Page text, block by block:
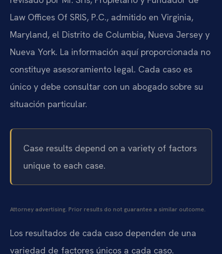
Law Offices Of SRIS, P.C., admitido en Virginia,
Maryland, el Distrito de Columbia, Nueva Jersey y
Nueva York. La información aquí proporcionada no
constituye asesoramiento legal. Cada caso es
único y debe consultar con un abogado sobre su
situación particular.
Case results depend on a variety of factors
unique to each case.
Attorney advertising. Prior results do not guarantee a similar outcome.
Los resultados de cada caso dependen de una
variedad de factores únicos a cada caso.